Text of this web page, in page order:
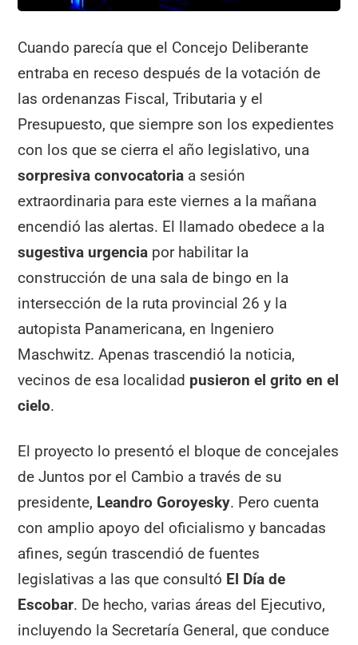
Cuando parecía que el Concejo Deliberante
entraba en receso después de la votación de
las ordenanzas Fiscal, Tributaria y el
Presupuesto, que siempre son los expedientes
con los que se cierra el año legislativo, una
sorpresiva convocatoria a sesión
extraordinaria para este viernes a la mañana
encendió las alertas. El llamado obedece a la
sugestiva urgencia por habilitar la
construcción de una sala de bingo en la
intersección de la ruta provincial 26 y la
autopista Panamericana, en Ingeniero
Maschwitz. Apenas trascendió la noticia,
vecinos de esa localidad pusieron el grito en el
cielo.
El proyecto lo presentó el bloque de concejales
de Juntos por el Cambio a través de su
presidente, Leandro Goroyesky. Pero cuenta
con amplio apoyo del oficialismo y bancadas
afines, según trascendió de fuentes
legislativas a las que consultó El Día de
Escobar. De hecho, varias áreas del Ejecutivo,
incluyendo la Secretaría General, que conduce